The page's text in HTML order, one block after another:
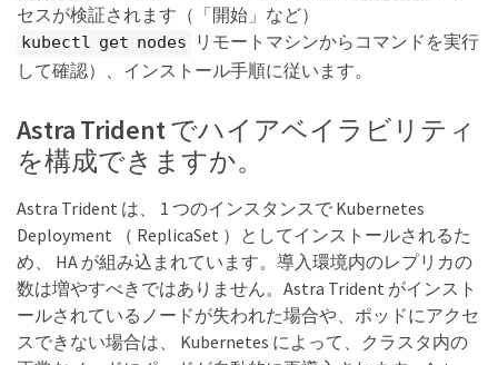
セスが検証されます（「開始」など）
kubectl get nodes
リモートマシンからコマンドを実行
して確認）、インストール手順に従います。
Astra Trident でハイアベイラビリティ
を構成できますか。
Astra Trident は、 1 つのインスタンスで Kubernetes
Deployment （ ReplicaSet ）としてインストールされるた
め、 HA が組み込まれています。導入環境内のレプリカの
数は増やすべきではありません。Astra Trident がインスト
ールされているノードが失われた場合や、ポッドにアクセ
スできない場合は、 Kubernetes によって、クラスタ内の